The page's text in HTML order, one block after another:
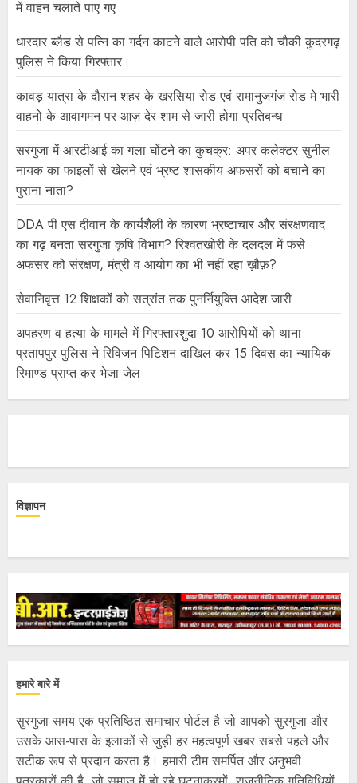
में वाहन चलाते पाए गए
धारदार ब्लैड से पत्नि का गर्दन काटने वाले आरोपी पति को चौकी कुदरगढ़
पुलिस ने किया गिरफ्तार।
कावड़ यात्रा के दौरान शहर के खरसिया रोड एवं रामानुजगंज रोड मे भारी
वाहनो के आवागमन पर आज़ देर शाम से जारी होगा प्रतिबन्ध
सरगुजा में आरटीआई का गला घोंटने का कुचक्र: अपर कलेक्टर सुनील
नायक का फाइलों से खेलने एवं भ्रष्ट शासकीय अफसरों को बचाने का
पुराना नाता?
DDA पी एस दीवान के कार्यशैली के कारण भ्रष्टाचार और संरक्षणवाद
का गढ़ बनता सरगुजा कृषि विभाग? रिश्वतखोरी के दलदल में फंसे
अफसर को संरक्षण, मंत्री व आयोग का भी नहीं रहा ख़ौफ़?
सेवानिवृत्त 12 शिक्षकों को सत्रांत तक पुनर्नियुक्ति आदेश जारी
अपहरण व हत्या के मामले में गिरफ्तारशुदा 10 आरोपियों को थाना
प्रतापपुर पुलिस ने रिविजन पिटिशन दाखिल कर 15 दिवस का न्यायिक
रिमाण्ड प्राप्त कर भेजा जेल
विज्ञापन
हमारे बारे में
सुरगुजा समय एक प्रतिष्ठित समाचार पोर्टल है जो आपको सुरगुजा और
उसके आस-पास के इलाकों से जुड़ी हर महत्वपूर्ण खबर सबसे पहले और
सटीक रूप से प्रदान करता है। हमारी टीम समर्पित और अनुभवी